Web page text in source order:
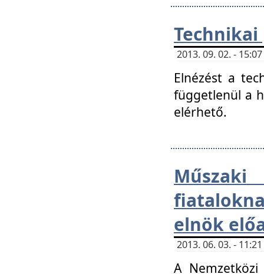
2013. 09. 02. -
Elnézést a
függetlenül a
elérhető.
elnök
2013. 06. 03. -
A